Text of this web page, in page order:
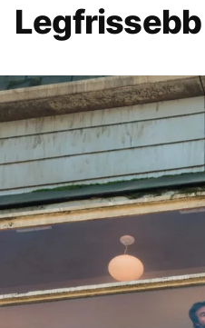
Legfrissebb